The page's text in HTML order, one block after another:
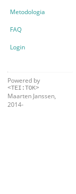
Metodologia
FAQ
Login
Powered by
<TEI:TOK>
Maarten Janssen,
2014-